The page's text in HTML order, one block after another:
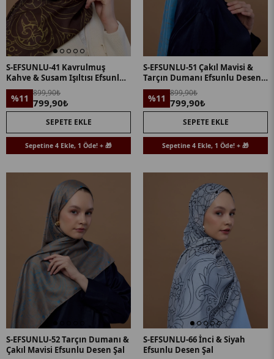
S-EFSUNLU-41 Kavrulmuş
Kahve & Susam Işıltısı Efsunlu
Desen Şal
%11 899,90₺
799,90₺
SEPETE EKLE
Sepetine 4 Ekle, 1 Öde! + 🎁
S-EFSUNLU-51 Çakıl Mavisi &
Tarçın Dumanı Efsunlu Desen
Şal
%11 899,90₺
799,90₺
SEPETE EKLE
Sepetine 4 Ekle, 1 Öde! + 🎁
S-EFSUNLU-52 Tarçın Dumanı &
Çakıl Mavisi Efsunlu Desen Şal
S-EFSUNLU-66 İnci & Siyah
Efsunlu Desen Şal